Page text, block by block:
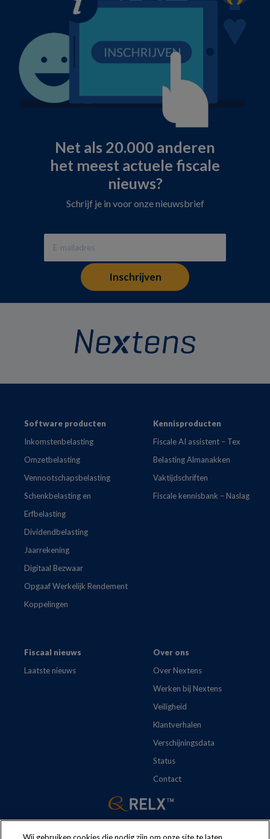
Net als 20.000 anderen
het meest actuele fiscale
nieuws?
Schrijf je in voor onze nieuwsbrief
FooterSoftware producten
Inkomstenbelasting
Omzetbelasting
Vennootschapsbelasting
Schenkbelasting en
Erfbelasting
Dividendbelasting
Jaarrekening
Digitaal Bezwaar
Opgaaf Werkelijk Rendement
Koppelingen
Kennisproducten
Fiscale AI assistent – Tex
Belasting Almanakken
Vaktijdschriften
Fiscale kennisbank – Naslag
Fiscaal nieuws
Laatste nieuws
Over ons
Over Nextens
Werken bij Nextens
Veiligheid
Klantverhalen
Verschijningsdata
Status
Contact